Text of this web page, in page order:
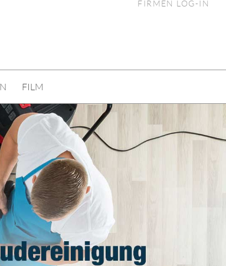
FIRMEN LOG-IN
FILM